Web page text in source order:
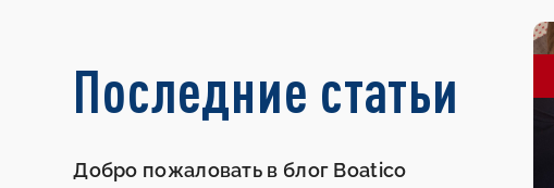
Последние статьи
Добро пожаловать в блог Boatico